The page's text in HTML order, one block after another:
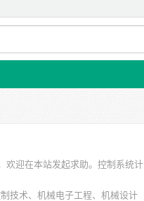
迎在本站发起求助。 控制系统计
技术、机械电子工程、机械设计